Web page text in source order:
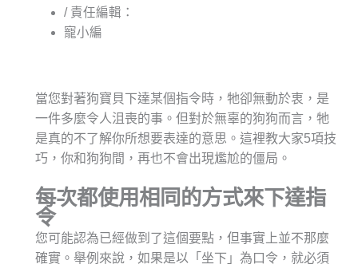
/ 責任編輯：
寵小編
當您對著狗寶貝下達某個指令時，牠卻無動於衷，是
一件多麼令人沮喪的事。但對於無辜的狗狗而言，牠
是真的不了解你所想要表達的意思。這裡教大家5項技
巧，你和狗狗間，再也不會出現尷尬的僵局。
每次都使用相同的方式來下達指
令
您可能認為已經做到了這個要點，但事實上並不那麼
確實。舉例來說，如果是以「坐下」為口令，就必須